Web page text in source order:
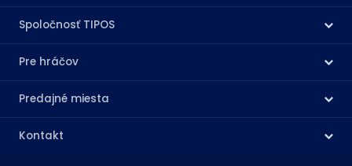
Spoločnosť TIPOS
Pre hráčov
Predajné miesta
Kontakt